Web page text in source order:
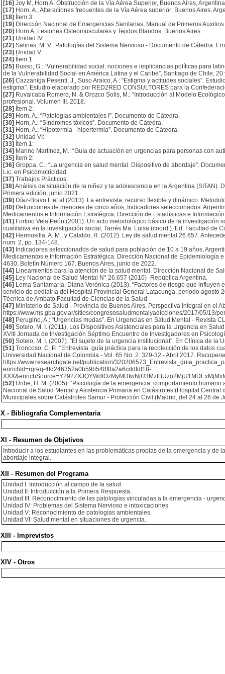
[16] Joy M, Horn A, Obstrucción de la Vía Aérea Superior, Buenos Aires,
[17] Horn, A.; Alteraciones frecuentes de la Vía Aérea superior; Buenos Aires,
[18] Ítem 3:
[19] Dirección Nacional de Emergencias Sanitarias; Manual de Primeros
[20] Horn A, Lesiones Osteomusculares y Tejidos Blandos, Buenos Aires.
[21] Unidad IV:
[22] Salinas, M. V.: Patologías del Sistema Nervioso - Documento de Cátedra.
[23] Unidad V:
[24] Ítem 1:
[25] Busso, G.: “Vulnerabilidad social: nociones e implicancias políticas para
de la Vulnerabilidad Social en América Latina y el Caribe”, Santiago de Chile,
[26] Cazzaniga Pesenti, J., Suso Araico, A.: “Estigma y actitudes sociales”.
estigma”. Estudio elaborado por RED2RED CONSULTORES para la
[27] Ruvalcaba Romero, N. & Orozco Solis, M.: “Introducción al Modelo
profesional. Volumen III. 2018.
[28] Ítem 2:
[29] Horn, A.: “Patologías ambientales I”. Documento de Cátedra.
[30] Horn, A.: “Síndromes tóxicos”. Documento de Cátedra.
[31] Horn, A.: “Hipotermia - hipertermia”. Documento de Cátedra.
[32] Unidad VI:
[33] Ítem 1:
[34] Marino Martínez, M.: “Guía de actuación en urgencias para personas con
[35] Ítem 2:
[36] Groppa, C.: “La urgencia en salud mental. Dispositivo de abordaje”.
Lic. en Psicomotricidad.
[37] Trabajos Prácticos:
[38] Análisis de situación de la niñez y la adolescencia en la Argentina
Primera edición, junio 2021.
[39] Díaz-Bravo L et al (2013). La entrevista, recurso flexible y dinámico.
[40] Defunciones de menores de cinco años, Indicadores seleccionados.
Medicamentos e Información Estratégica. Dirección de Estadísticas e
[41] Fortino Vela Peón (2001). Un acto metodológico básico de la investigación
cualitativa en la investigación social, Tarrés Ma. Luisa (coord.). Ed. Facultad de
[42] Hermosilla, A. M., y Cataldo, R. (2012). Ley de salud mental 26.657.
num. 2, pp. 134-148.
[43] Indicadores seleccionados de salud para población de 10 a 19 años,
Medicamentos e Información Estratégica. Dirección Nacional de Epidemiología
4630, Boletín Número 167. Buenos Aires, junio de 2022.
[44] Lineamientos para la atención de la salud mental. Dirección Nacional de
[45] Ley Nacional de Salud Mental N° 26.657 (2010)- República Argentina.
[46] Lema Santamaría, Diana Verónica (2013). “Factores de riesgo que
servicio de pediatría del Hospital Provincial General Latacunga, periodo agosto
Técnica de Ambato Facultad de Ciencias de la Salud.
[47] Ministerio de Salud - Provincia de Buenos Aires, Perspectiva Integral en el
https://www.ms.gba.gov.ar/sitios/congresosaludmentalyadicciones/2017/05/13/
[48] Perugino, A.: “Urgencias mudas”. En Urgencias en Salud Mental - Revista
[49] Sotelo, M. I. (2011). Los Dispositivos Asistenciales para la Urgencia en
XVIII Jornada de Investigación Séptimo Encuentro de Investigadores en
[50] Sotelo, M. I. (2007). “El sujeto de la urgencia institucional”. En Clínica de la
[51] Troncoso, C. P.: “Entrevista: guía práctica para la recolección de los datos
Universidad Nacional de Colombia - Vol. 65 No. 2: 329-32 - Abril 2017.
https://www.researchgate.net/publication/
enrichId=rgreq-4fd246352a0b59b548f8a2a6cddfdf18-
[52] Uribe, H. M. (2005): “Psicología de la emergencia: comportamiento
Nacional de Salud Mental y Asistencia Primaria en Catástrofes (Hospital
Municipales sobre Catástrofes Samur - Protección Civil (Madrid, del 24 al 26 de
X - Bibliografia Complementaria
XI - Resumen de Objetivos
Introducir a los estudiantes en las problemáticas propias de la emergencia y
abordaje integral.
XII - Resumen del Programa
Unidad I: Introducción al campo de la salud.
Unidad II: Introducción a la Primera Respuesta.
Unidad III: Reconocimiento de las patologías vinculadas a la emergencia -
Unidad IV: Problemas del Sistema Nervioso e intoxicaciones.
Unidad V: Reconocimiento de patologías ambientales.
Unidad VI: Salud mental en situaciones de urgencia.
XIII - Imprevistos
XIV - Otros